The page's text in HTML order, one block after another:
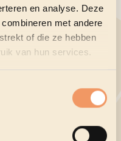
en analyse. Deze
met andere
of die ze hebben
van hun services.
leurs œuvres dans